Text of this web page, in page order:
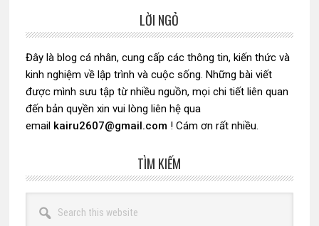
chính
LỜI NGỎ
Đây là blog cá nhân, cung cấp các thông tin, kiến thức và
kinh nghiệm về lập trình và cuộc sống. Những bài viết
được mình sưu tập từ nhiều nguồn, mọi chi tiết liên quan
đến bản quyền xin vui lòng liên hệ qua
email kairu2607@gmail.com ! Cám ơn rất nhiều.
TÌM KIẾM
this